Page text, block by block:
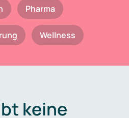
Pharma
Wellness
keine